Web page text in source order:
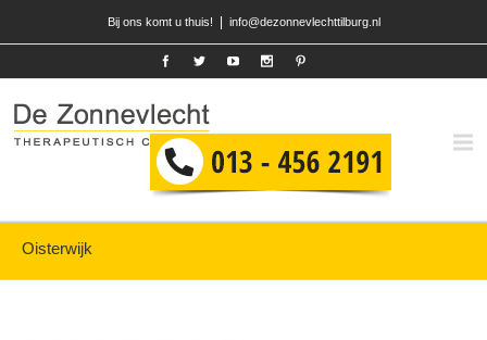
Bij ons komt u thuis! info@dezonnevlechttilburg.nl
Oisterwijk